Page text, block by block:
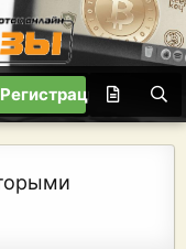
Регистрация